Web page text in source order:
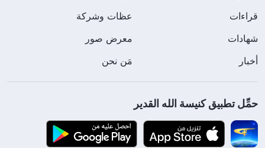
قراءات
عظات وشركة
شهادات
معرض صور
أخبار
مَن نحن
حمِّل تطبيق كنيسة الله القدير